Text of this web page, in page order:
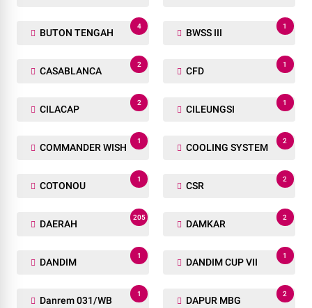
BUTON TENGAH
4
BWSS III
1
CASABLANCA
2
CFD
1
CILACAP
2
CILEUNGSI
1
COMMANDER WISH
1
COOLING SYSTEM
2
COTONOU
1
CSR
2
DAERAH
205
DAMKAR
2
DANDIM
1
DANDIM CUP VII
1
Danrem 031/WB
1
DAPUR MBG
2